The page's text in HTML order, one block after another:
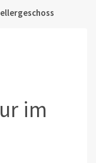
im